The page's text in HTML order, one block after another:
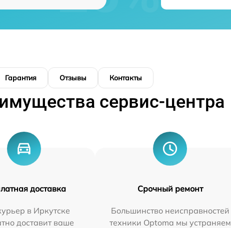
Гарантия Отзывы Контакты
сервис-центра
доставка
в Иркутске
доставит ваше
Срочный ремонт
Большинство неисправностей
техники Optoma мы устраняем